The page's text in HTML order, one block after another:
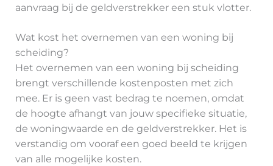
aanvraag bij de geldverstrekker een stuk vlotter.
Wat kost het overnemen van een woning bij
scheiding?
Het overnemen van een woning bij scheiding
brengt verschillende kostenposten met zich
mee. Er is geen vast bedrag te noemen, omdat
de hoogte afhangt van jouw specifieke situatie,
de woningwaarde en de geldverstrekker. Het is
verstandig om vooraf een goed beeld te krijgen
van alle mogelijke kosten.